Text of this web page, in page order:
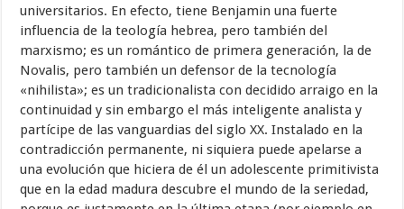
universitarios. En efecto, tiene Benjamin una fuerte
influencia de la teología hebrea, pero también del
marxismo; es un romántico de primera generación, la de
Novalis, pero también un defensor de la tecnología
«nihilista»; es un tradicionalista con decidido arraigo en la
continuidad y sin embargo el más inteligente analista y
partícipe de las vanguardias del siglo XX. Instalado en la
contradicción permanente, ni siquiera puede apelarse a
una evolución que hiciera de él un adolescente primitivista
que en la edad madura descubre el mundo de la seriedad,